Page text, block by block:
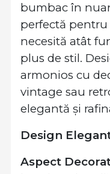
bumbac în
perfectă
necesită atât
plus de stil.
armonios cu
vintage sau
elegantă și
Design
Aspect